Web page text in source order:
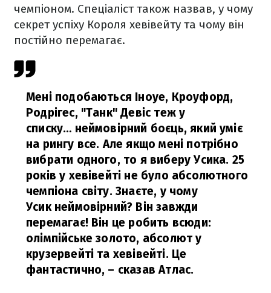
чемпіоном. Спеціаліст також назвав, у чому
секрет успіху Короля хевівейту та чому він
постійно перемагає.
Мені подобаються Іноуе, Кроуфорд,
Родрігес, "Танк" Девіс теж у
списку… неймовірний боєць, який уміє
на рингу все. Але якщо мені потрібно
вибрати одного, то я виберу Усика. 25
років у хевівейті не було абсолютного
чемпіона світу. Знаєте, у чому
Усик неймовірний? Він завжди
перемагає! Він це робить всюди:
олімпійське золото, абсолют у
крузервейті та хевівейті. Це
фантастично, – сказав Атлас.